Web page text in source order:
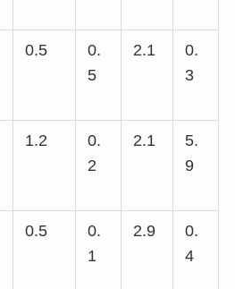
0.5
0.
5
2.1
0.
3
1.2
0.
2
2.1
5.
9
0.5
0.
1
2.9
0.
4